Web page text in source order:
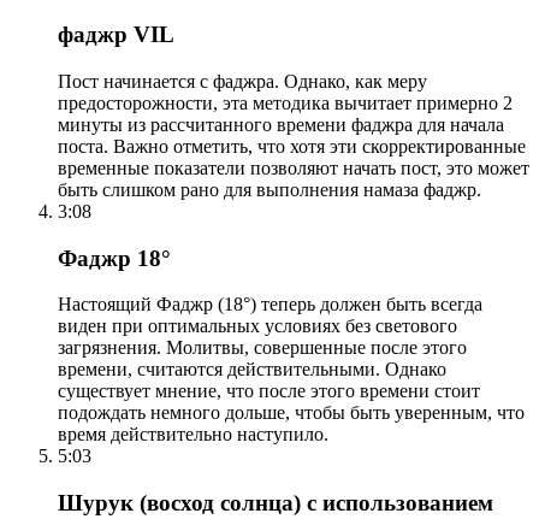
фаджр VIL
Пост начинается с фаджра. Однако, как меру
предосторожности, эта методика вычитает примерно 2
минуты из рассчитанного времени фаджра для начала
поста. Важно отметить, что хотя эти скорректированные
временные показатели позволяют начать пост, это может
быть слишком рано для выполнения намаза фаджр.
3:08
Фаджр 18°
Настоящий Фаджр (18°) теперь должен быть всегда
виден при оптимальных условиях без светового
загрязнения. Молитвы, совершенные после этого
времени, считаются действительными. Однако
существует мнение, что после этого времени стоит
подождать немного дольше, чтобы быть уверенным, что
время действительно наступило.
5:03
Шурук (восход солнца) с использованием